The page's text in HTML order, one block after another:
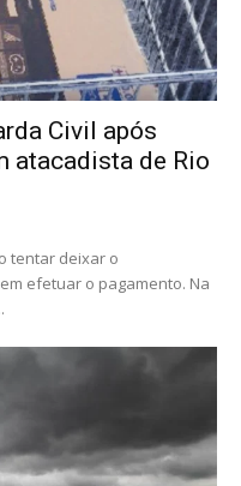
Civil após
atacadista de Rio
tentar deixar o
efetuar o pagamento. Na